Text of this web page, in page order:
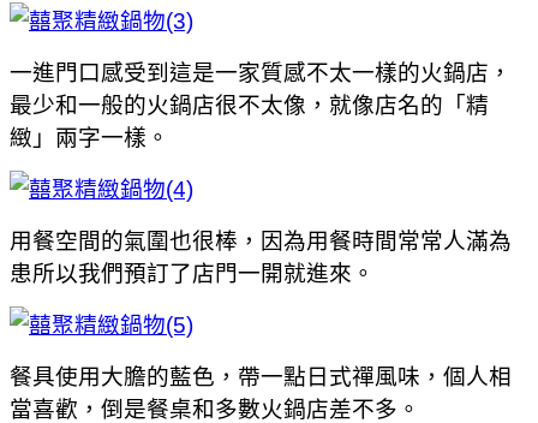
一進門口感受到這是一家質感不太一樣的火鍋店，
最少和一般的火鍋店很不太像，就像店名的「精
緻」兩字一樣。
用餐空間的氣圍也很棒，因為用餐時間常常人滿為
患所以我們預訂了店門一開就進來。
餐具使用大膽的藍色，帶一點日式禪風味，個人相
當喜歡，倒是餐桌和多數火鍋店差不多。